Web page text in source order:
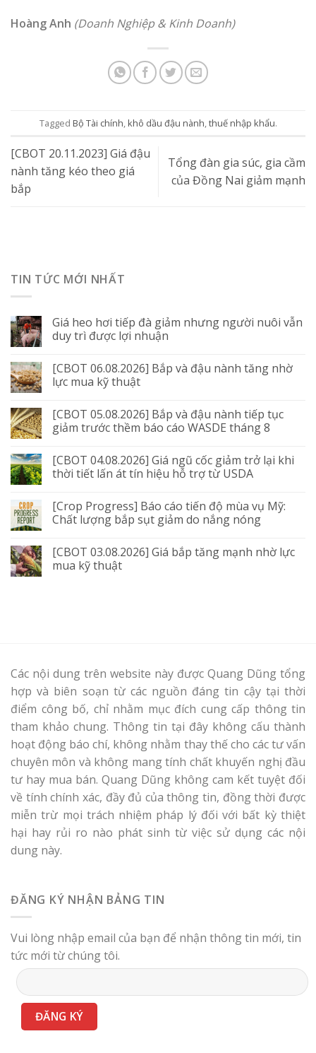
Hoàng Anh (Doanh Nghiệp & Kinh Doanh)
Tagged Bộ Tài chính khô dầu đậu nành thuế nhập khẩu.
[CBOT 20.11.2023] Giá đậu
nành tăng kéo theo giá
bắp
Tổng đàn gia súc, gia cầm
của Đồng Nai giảm mạnh
TIN TỨC MỚI NHẤT
Giá heo hơi tiếp đà giảm nhưng người nuôi vẫn
duy trì được lợi nhuận
[CBOT 06.08.2026] Bắp và đậu nành tăng nhờ
lực mua kỹ thuật
[CBOT 05.08.2026] Bắp và đậu nành tiếp tục
giảm trước thềm báo cáo WASDE tháng 8
[CBOT 04.08.2026] Giá ngũ cốc giảm trở lại khi
thời tiết lấn át tín hiệu hỗ trợ từ USDA
[Crop Progress] Báo cáo tiến độ mùa vụ Mỹ:
Chất lượng bắp sụt giảm do nắng nóng
[CBOT 03.08.2026] Giá bắp tăng mạnh nhờ lực
mua kỹ thuật
Các nội dung trên website này được Quang Dũng tổng
hợp và biên soạn từ các nguồn đáng tin cậy tại thời
điểm công bố, chỉ nhằm mục đích cung cấp thông tin
tham khảo chung. Thông tin tại đây không cấu thành
hoạt động báo chí, không nhằm thay thế cho các tư vấn
chuyên môn và không mang tính chất khuyến nghị đầu
tư hay mua bán. Quang Dũng không cam kết tuyệt đối
về tính chính xác, đầy đủ của thông tin, đồng thời được
miễn trừ mọi trách nhiệm pháp lý đối với bất kỳ thiệt
hại hay rủi ro nào phát sinh từ việc sử dụng các nội
dung này.
ĐĂNG KÝ NHẬN BẢNG TIN
Vui lòng nhập email của bạn để nhận thông tin mới, tin
tức mới từ chúng tôi.